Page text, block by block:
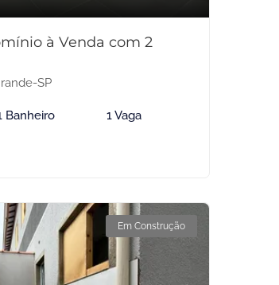
à Venda com 2
SP
Banheiro 1 Vaga
Em Construção